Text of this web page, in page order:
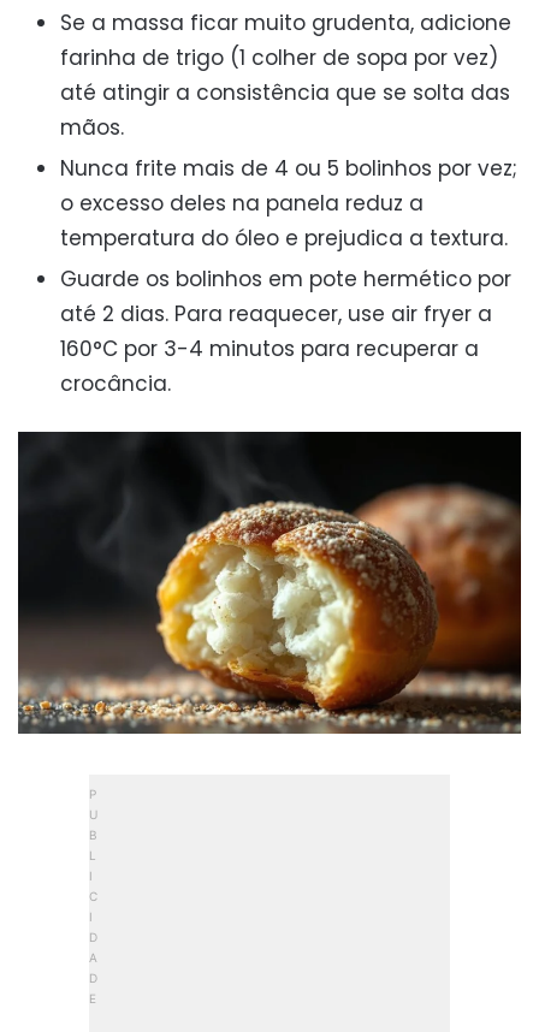
Se a massa ficar muito grudenta, adicione
farinha de trigo (1 colher de sopa por vez)
até atingir a consistência que se solta das
mãos.
Nunca frite mais de 4 ou 5 bolinhos por vez;
o excesso deles na panela reduz a
temperatura do óleo e prejudica a textura.
Guarde os bolinhos em pote hermético por
até 2 dias. Para reaquecer, use air fryer a
160°C por 3-4 minutos para recuperar a
crocância.